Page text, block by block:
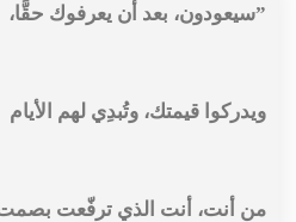
‏”سيعودون، بعد أن يعرفوك حقًّا،
ويدركوا قيمتك، وتُبدِي لهم الأيام
من أنت، أنت الذي ترفّعت